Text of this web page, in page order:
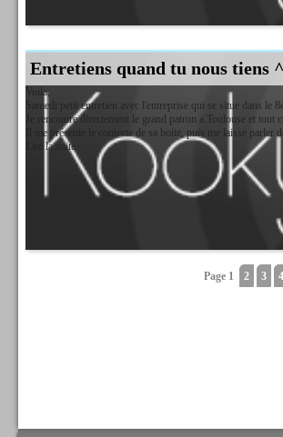
Entretiens quand tu nous tiens
Voila,
Samedi petit entretien avec l'entreprise qui se situe dans le
Je rencontre directement le grand patron a Toulouse et tout
Il me présente le conteste de sa boite, puis me laisse
Lire la suite
Page 1 2 3 4